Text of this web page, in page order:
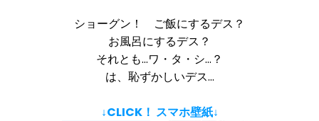
ショーグン！ ご飯にするデス？
お風呂にするデス？
それとも…ワ・タ・シ…？
は、恥ずかしいデス…
↓CLICK！ スマホ壁紙↓